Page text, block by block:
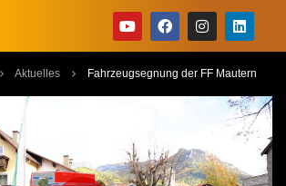
Aktuelles Fahrzeugsegnung der FF Mautern